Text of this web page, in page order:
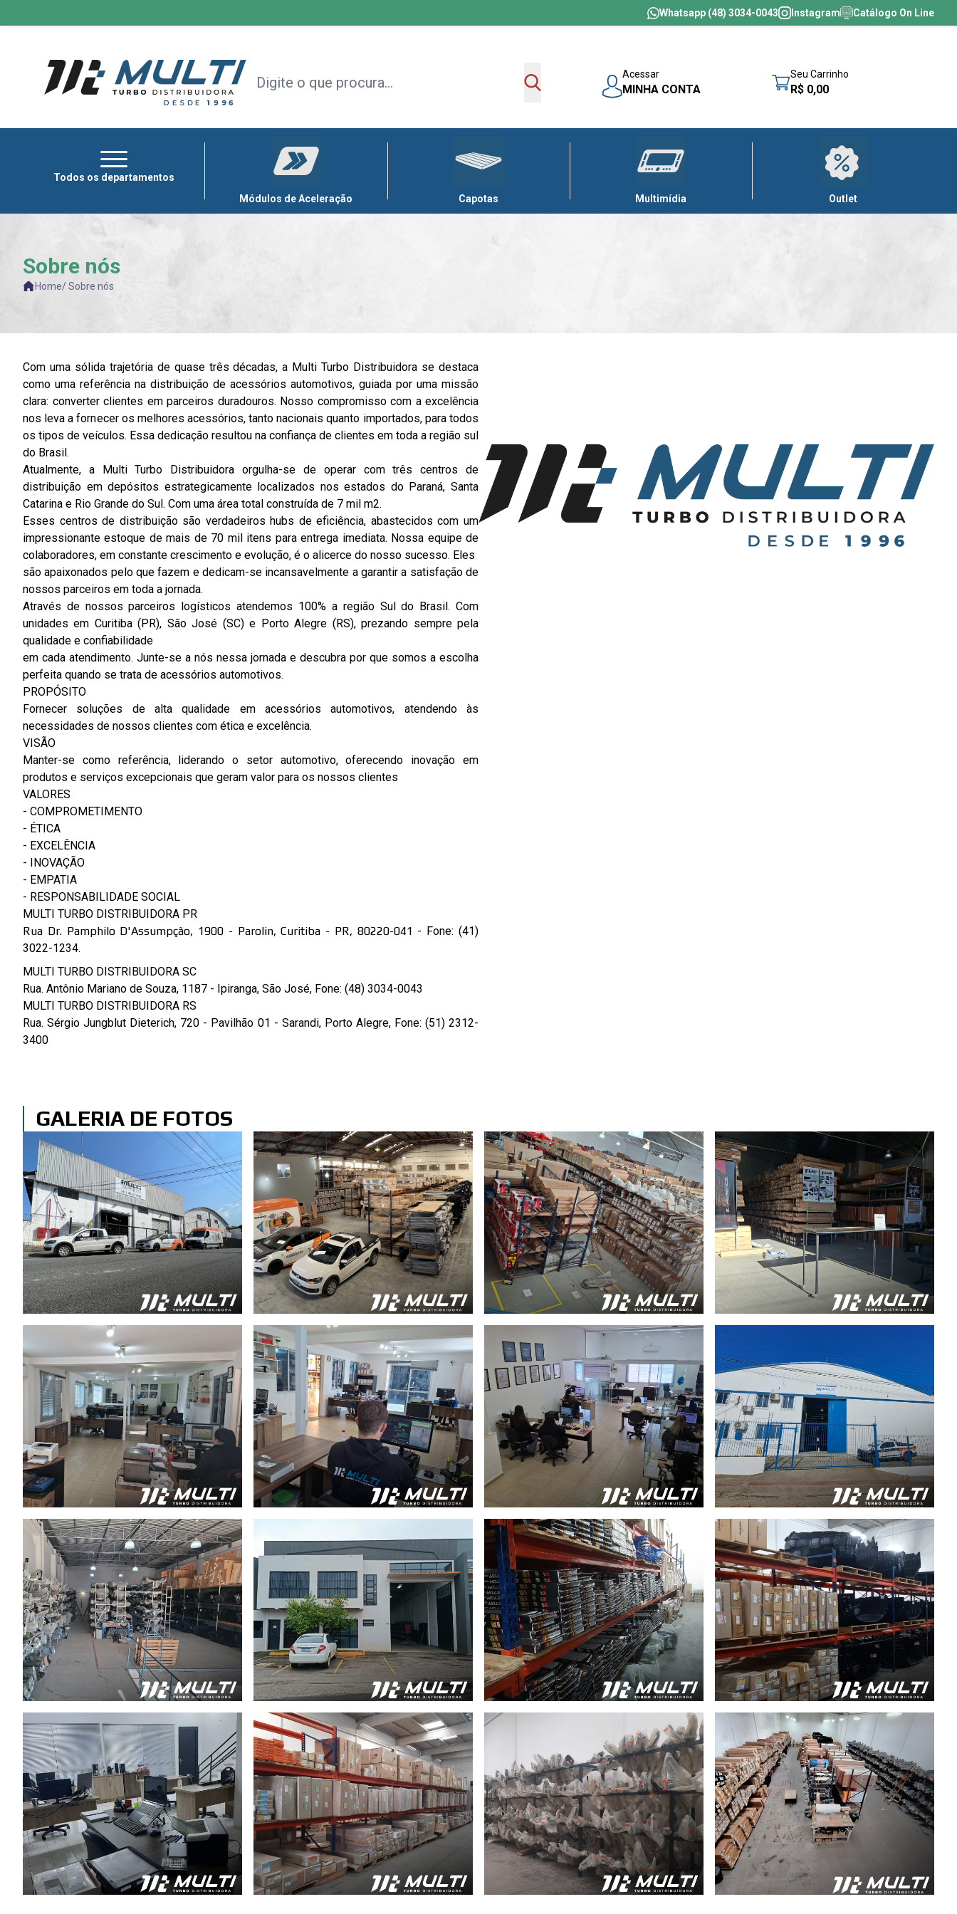
Whatsapp (48) 3034-0043 Instagram Catálogo On Line
Acessar
MINHA CONTA
Seu Carrinho
R$ 0,00
Todos os departamentos
Módulos de Aceleração
Capotas Multimídia Outlet
TODAS AS CATEGORIAS +
Sobre nós
Home/ Sobre nós
Com uma sólida trajetória de quase três décadas, a Multi Turbo Distribuidora se destaca
como uma referência na distribuição de acessórios automotivos, guiada por uma missão
clara: converter clientes em parceiros duradouros. Nosso compromisso com a excelência
nos leva a fornecer os melhores acessórios, tanto nacionais quanto importados, para todos
os tipos de veículos. Essa dedicação resultou na confiança de clientes em toda a região sul
do Brasil.
Atualmente, a Multi Turbo Distribuidora orgulha-se de operar com três centros de
distribuição em depósitos estrategicamente localizados nos estados do Paraná, Santa
Catarina e Rio Grande do Sul. Com uma área total construída de 7 mil m2.
Esses centros de distribuição são verdadeiros hubs de eficiência, abastecidos com um
impressionante estoque de mais de 70 mil itens para entrega imediata. Nossa equipe de
colaboradores, em constante crescimento e evolução, é o alicerce do nosso sucesso. Eles
são apaixonados pelo que fazem e dedicam-se incansavelmente a garantir a satisfação de
nossos parceiros em toda a jornada.
Através de nossos parceiros logísticos atendemos 100% a região Sul do Brasil. Com
unidades em Curitiba (PR), São José (SC) e Porto Alegre (RS), prezando sempre pela
qualidade e confiabilidade
em cada atendimento. Junte-se a nós nessa jornada e descubra por que somos a escolha
perfeita quando se trata de acessórios automotivos.
PROPÓSITO
Fornecer soluções de alta qualidade em acessórios automotivos, atendendo às
necessidades de nossos clientes com ética e excelência.
VISÃO
Manter-se como referência, liderando o setor automotivo, oferecendo inovação em
produtos e serviços excepcionais que geram valor para os nossos clientes
VALORES
- COMPROMETIMENTO
- ÉTICA
- EXCELÊNCIA
- INOVAÇÃO
- EMPATIA
- RESPONSABILIDADE SOCIAL
MULTI TURBO DISTRIBUIDORA PR
Rua Dr. Pamphilo D'Assumpção, 1900 - Parolin, Curitiba - PR, 80220-041 - Fone: (41)
3022-1234.
MULTI TURBO DISTRIBUIDORA SC
Rua. Antônio Mariano de Souza, 1187 - Ipiranga, São José, Fone: (48) 3034-0043
MULTI TURBO DISTRIBUIDORA RS
Rua. Sérgio Jungblut Dieterich, 720 - Pavilhão 01 - Sarandi, Porto Alegre, Fone: (51) 2312-
3400
GALERIA DE FOTOS